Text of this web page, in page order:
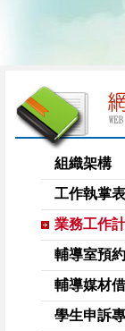
組織架構
工作執掌表
業務工作
輔導室預
輔導媒材
學生申訴